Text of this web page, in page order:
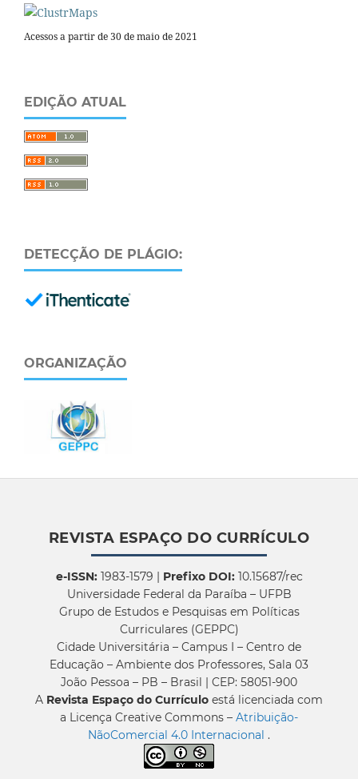
Acessos a partir de 30 de maio de 2021
EDIÇÃO ATUAL
DETECÇÃO DE PLÁGIO:
ORGANIZAÇÃO
REVISTA ESPAÇO DO CURRÍCULO
e-ISSN:1983-1579 | Prefixo DOI:10.15687/rec
Universidade Federal da Paraíba – UFPB
Grupo de Estudos e Pesquisas em Políticas
Curriculares (GEPPC)
Cidade Universitária – Campus I – Centro de
Educação – Ambiente dos Professores, Sala 03
João Pessoa – PB – Brasil | CEP: 58051-900
A Revista Espaço do Currículo está licenciada com
a Licença Creative Commons – Atribuição-
NãoComercial 4.0 Internacional .